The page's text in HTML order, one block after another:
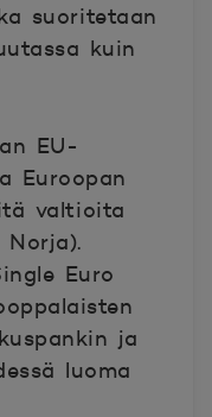
suoritetaan
kuin
EU-
Euroopan
valtioita
Euro
ja
luoma